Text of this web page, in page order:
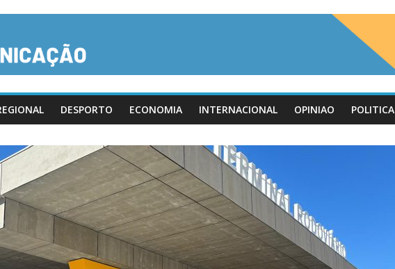
DESPORTO ECONOMIA INTERNACIONAL OPINIAO POLITICA